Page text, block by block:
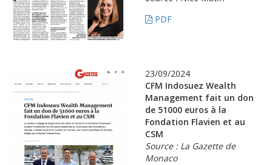
PDF
23/09/2024
CFM Indosuez Wealth
Management fait un don
de 51000 euros à la
Fondation Flavien et au
CSM
Source : La Gazette de
Monaco